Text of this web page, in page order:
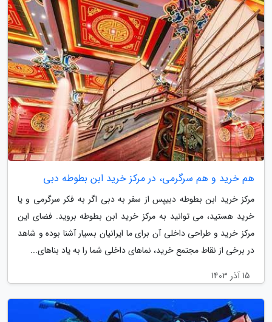
هم خرید و هم سرگرمی، در مرکز خرید ابن بطوطه دبی
مرکز خرید ابن بطوطه دبیپس از سفر به دبی اگر به فکر سرگرمی و یا
خرید هستید، می توانید به مرکز خرید ابن بطوطه بروید. فضای این
مرکز خرید و طراحی داخلی آن برای ما ایرانیان بسیار آشنا بوده و شاهد
در برخی از نقاط مجتمع خرید، نماهای داخلی شما را به یاد بناهای...
15 آذر 1403